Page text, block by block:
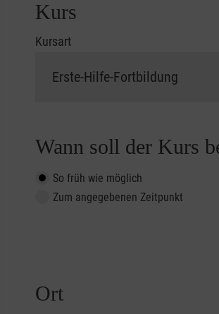
Kurs
Kursart
Wann soll der Kurs
So früh wie möglich
Zum angegebenen Zeitpunkt
Ort